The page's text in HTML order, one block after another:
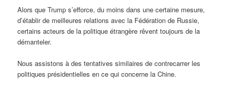
Alors que Trump s’efforce, du moins dans une certaine mesure,
d’établir de meilleures relations avec la Fédération de Russie,
certains acteurs de la politique étrangère rêvent toujours de la
démanteler.
Nous assistons à des tentatives similaires de contrecarrer les
politiques présidentielles en ce qui concerne la Chine.